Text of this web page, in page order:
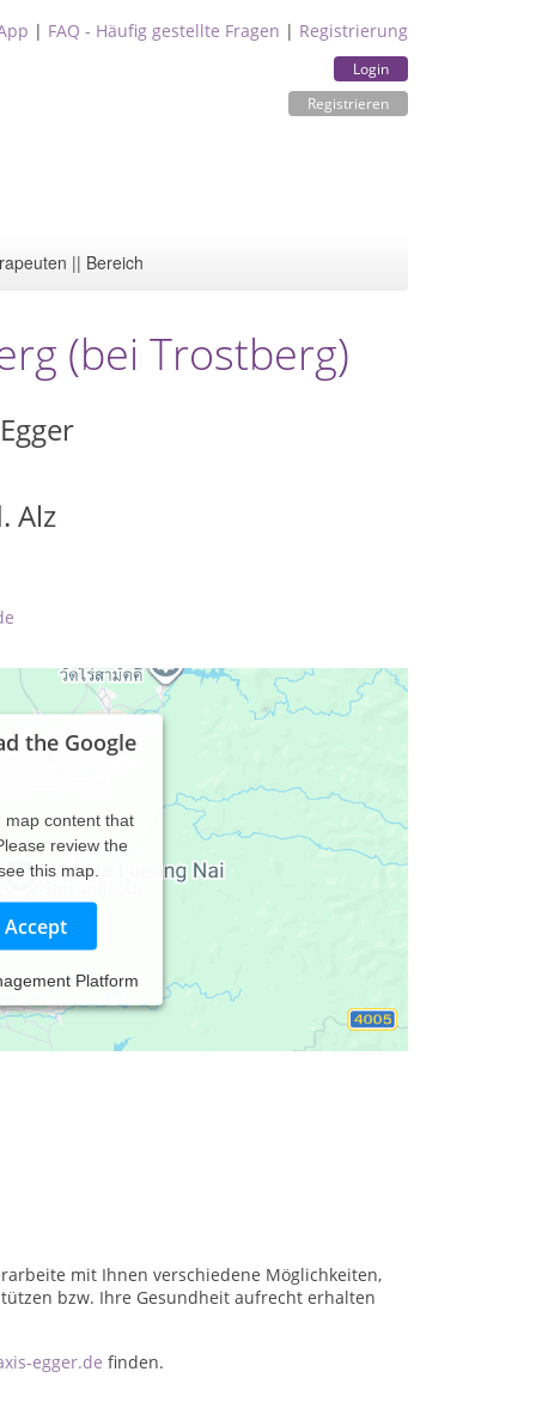
| FAQ - Häufig gestellte Fragen | Registrierung
Login
Registrieren
|| Bereich
(bei Trostberg)
Alz
the Google
map content that
review the
this map.
Accept
Platform
von Trostberg).
abgestimmt wird.
mit Ihnen verschiedene Möglichkeiten,
bzw. Ihre Gesundheit aufrecht erhalten
egger.de finden.